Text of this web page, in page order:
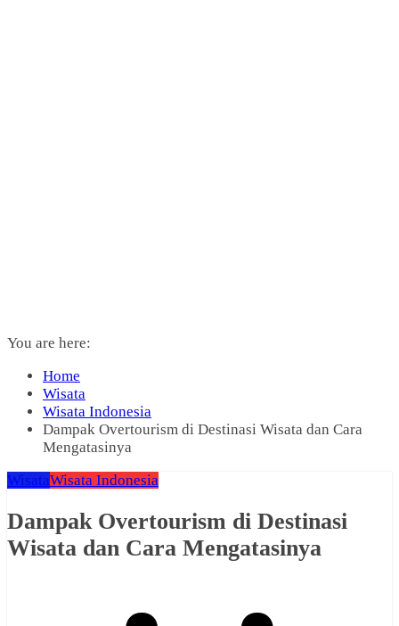
You are here:
Home
Wisata
Wisata Indonesia
Dampak Overtourism di Destinasi Wisata dan Cara
Mengatasinya
WisataWisata Indonesia
Dampak Overtourism di Destinasi
Wisata dan Cara Mengatasinya